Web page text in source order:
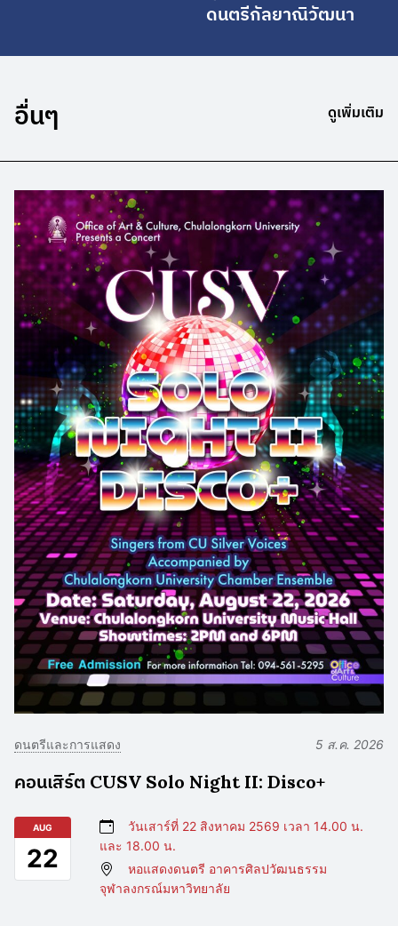
ดนตรีกัลยาณิวัฒนา
อื่นๆ ดูเพิ่มเติม
ดนตรีและการแสดง 5 ส.ค. 2026
คอนเสิร์ต CUSV Solo Night II: Disco+
AUG
22
วันเสาร์ที่ 22 สิงหาคม 2569 เวลา 14.00 น.
และ 18.00 น.
หอแสดงดนตรี อาคารศิลปวัฒนธรรม
จุฬาลงกรณ์มหาวิทยาลัย